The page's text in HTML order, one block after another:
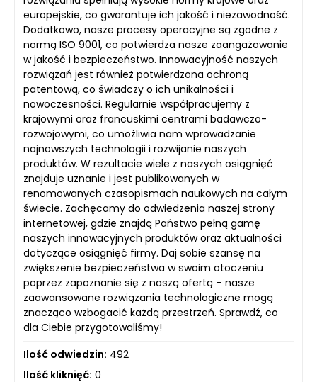
europejskie, co gwarantuje ich jakość i niezawodność.
Dodatkowo, nasze procesy operacyjne są zgodne z
normą ISO 9001, co potwierdza nasze zaangażowanie
w jakość i bezpieczeństwo. Innowacyjność naszych
rozwiązań jest również potwierdzona ochroną
patentową, co świadczy o ich unikalności i
nowoczesności. Regularnie współpracujemy z
krajowymi oraz francuskimi centrami badawczo-
rozwojowymi, co umożliwia nam wprowadzanie
najnowszych technologii i rozwijanie naszych
produktów. W rezultacie wiele z naszych osiągnięć
znajduje uznanie i jest publikowanych w
renomowanych czasopismach naukowych na całym
świecie. Zachęcamy do odwiedzenia naszej strony
internetowej, gdzie znajdą Państwo pełną gamę
naszych innowacyjnych produktów oraz aktualności
dotyczące osiągnięć firmy. Daj sobie szansę na
zwiększenie bezpieczeństwa w swoim otoczeniu
poprzez zapoznanie się z naszą ofertą – nasze
zaawansowane rozwiązania technologiczne mogą
znacząco wzbogacić każdą przestrzeń. Sprawdź, co
dla Ciebie przygotowaliśmy!
Ilość odwiedzin: 492
Ilość kliknięć: 0